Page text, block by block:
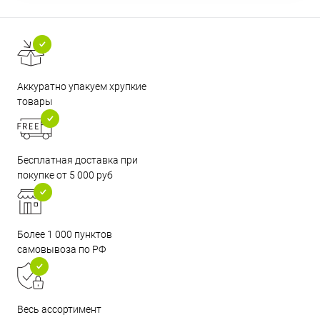
Аккуратно упакуем хрупкие
товары
Бесплатная доставка при
покупке от 5 000 руб
Более 1 000 пунктов
самовывоза по РФ
Весь ассортимент